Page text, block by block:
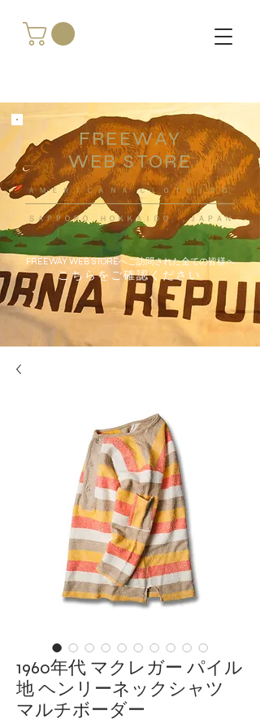
FREEWAY
WEB STORE
​ＡＭＥＲＩＣＡＮＡ ＣＬＯＴＨＩＮＧ
ＳＡＰＰＯＲＯ ＨＯＫＫＡＩＤＯ ，ＪＡＰＡＮ
FREEWAY WEB STOREへご訪問された全ての皆様へ
こちらをご確認ください
1960年代 マクレガー パイル
地 ヘンリーネックシャツ
マルチボーダー